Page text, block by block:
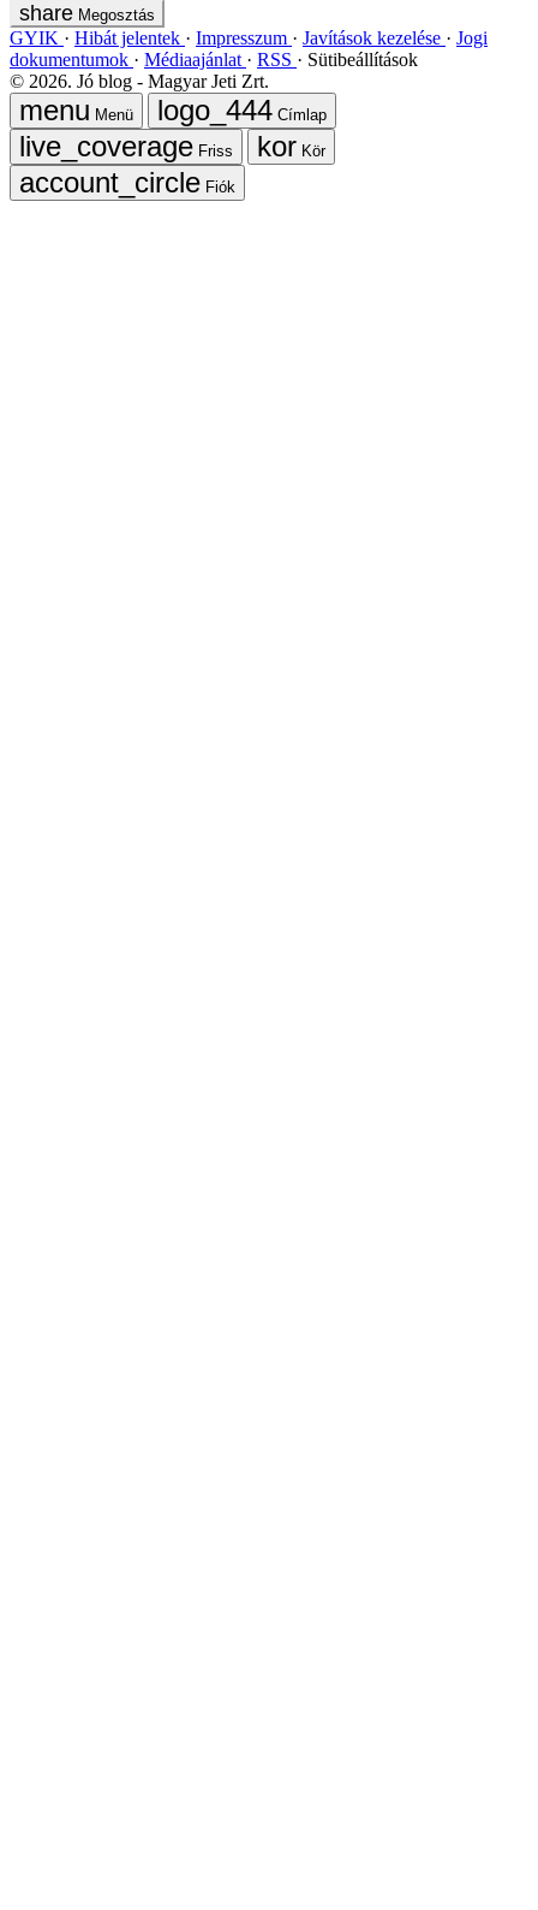
Megosztás
GYIK Hibát jelentek Impresszum Javítások kezelése
Jogi
dokumentumok
Médiaajánlat RSS
Sütibeállítások
© 2026. Jó blog - Magyar Jeti Zrt.
Menü
Címlap
Friss
Kör
Fiók